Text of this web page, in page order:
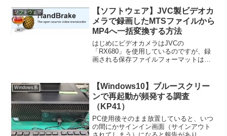
ソフトウェア
【ソフトウェア】JVC製ビデオカ
メラで録画したMTSファイルから
MP4へ一括変換する方法
はじめにビデオカメラはJVCの
「RX680」を使用しているのですが、録
画される保存ファイルフォーマットは
クが必要なのですが、この機種に付属さ
れているソフトウェアによ...
Windows系
【Windows10】ブルースクリー
ンで再起動が頻発する調査
（KP41）
PC使用後そのまま放置していると、いつ
の間にかサインイン画面（サインアウト